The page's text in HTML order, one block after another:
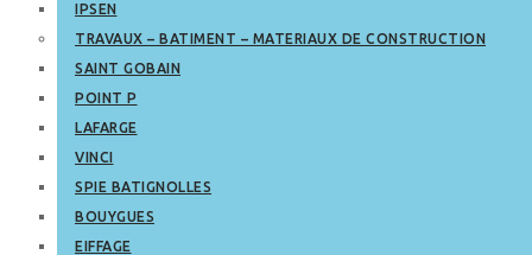
IPSEN
TRAVAUX – BATIMENT – MATERIAUX DE CONSTRUCTION
SAINT GOBAIN
POINT P
LAFARGE
VINCI
SPIE BATIGNOLLES
BOUYGUES
EIFFAGE